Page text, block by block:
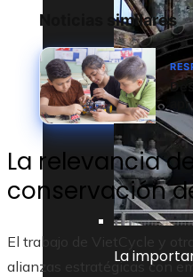
La
Noticias similares
La relevancia
conservación
El trabajo de VietCycle y
alianzas estratégicas con